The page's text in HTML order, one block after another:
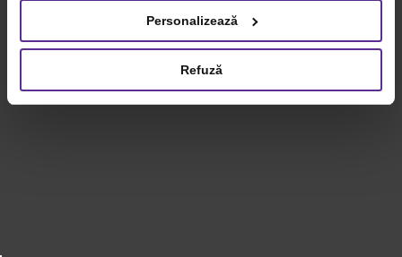
privind utilizarea modulelor cookie.Detalii
Personalizează
Refuză